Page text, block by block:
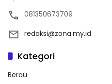
081350673709
redaksi@zona.my.id
Kategori
Berau